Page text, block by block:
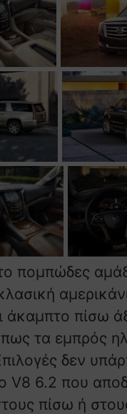
πομπώδες
άκαμπτο πίσω
τα εμπρός
δεν
V8 6.2 που
πίσω ή